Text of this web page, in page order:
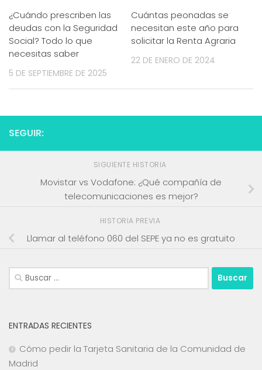
¿Cuándo prescriben las
deudas con la Seguridad
Social? Todo lo que
necesitas saber
5 DE SEPTIEMBRE DE 2025
Cuántas peonadas se
necesitan este año para
solicitar la Renta Agraria
22 DE ENERO DE 2024
SEGUIR:
SIGUIENTE HISTORIA
Movistar vs Vodafone: ¿Qué compañía de
telecomunicaciones es mejor?
HISTORIA PREVIA
Llamar al teléfono 060 del SEPE ya no es gratuito
Buscar:
ENTRADAS RECIENTES
Cómo pedir la Tarjeta Sanitaria de la Comunidad de
Madrid